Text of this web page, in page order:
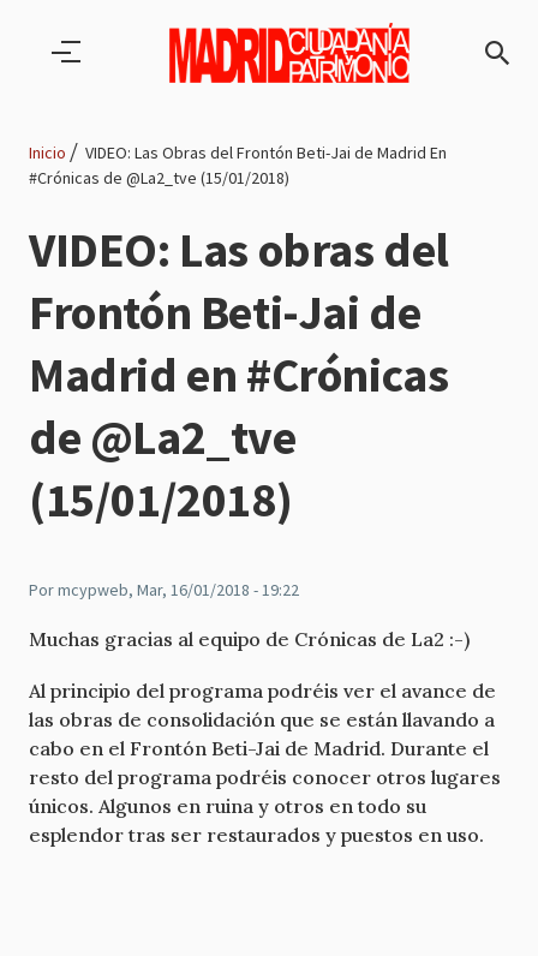
de
navegación
Inicio
VIDEO: Las Obras del Frontón Beti-Jai de Madrid En
#Crónicas de @La2_tve (15/01/2018)
VIDEO: Las obras del
Frontón Beti-Jai de
Madrid en #Crónicas
de @La2_tve
(15/01/2018)
Pormcypweb, Mar, 16/01/2018 - 19:22
Muchas gracias al equipo de Crónicas de La2 :-)
Al principio del programa podréis ver el avance de
las obras de consolidación que se están llavando a
cabo en el Frontón Beti-Jai de Madrid. Durante el
resto del programa podréis conocer otros lugares
únicos. Algunos en ruina y otros en todo su
esplendor tras ser restaurados y puestos en uso.